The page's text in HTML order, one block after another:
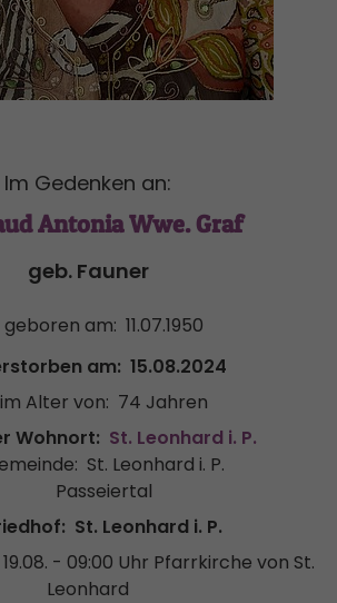
Im Gedenken an:
Antonia Wwe. Graf
geb. Fauner
geboren am: 11.07.1950
am: 15.08.2024
im Alter von: 74 Jahren
Wohnort: St. Leonhard i. P.
St. Leonhard i. P.
Passeiertal
St. Leonhard i. P.
19.08. - 09:00 Uhr Pfarrkirche von St.
Leonhard